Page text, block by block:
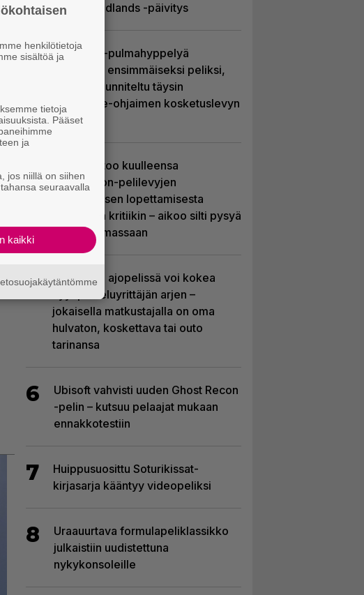
Recon Wildlands -päivitys
3
Uutta PS5-pulmahyppelyä
kuvaillaan ensimmäiseksi peliksi,
joka on suunniteltu täysin
DualSense-ohjaimen kosketuslevyn
ympärille
4
Sony kertoo kuulleensa
PlayStation-pelilevyjen
valmistuksen lopettamisesta
nousseen kritiikin – aikoo silti pysyä
suunnitelmassaan
5
Tulevassa ajopelissä voi kokea
kyytipalveluyrittäjän arjen –
jokaisella matkustajalla on oma
hulvaton, koskettava tai outo
tarinansa
6
Ubisoft vahvisti uuden Ghost Recon
-pelin – kutsuu pelaajat mukaan
ennakkotestiin
7
Huippusuosittu Soturikissat-
kirjasarja kääntyy videopeliksi
8
Uraauurtava formulapeliklassikko
julkaistiin uudistettuna
nykykonsoleille
henkilötietoja
sisältöä ja
tietoja
Pääset
ja
jos niillä on siihen
seuraavalla
kaikki